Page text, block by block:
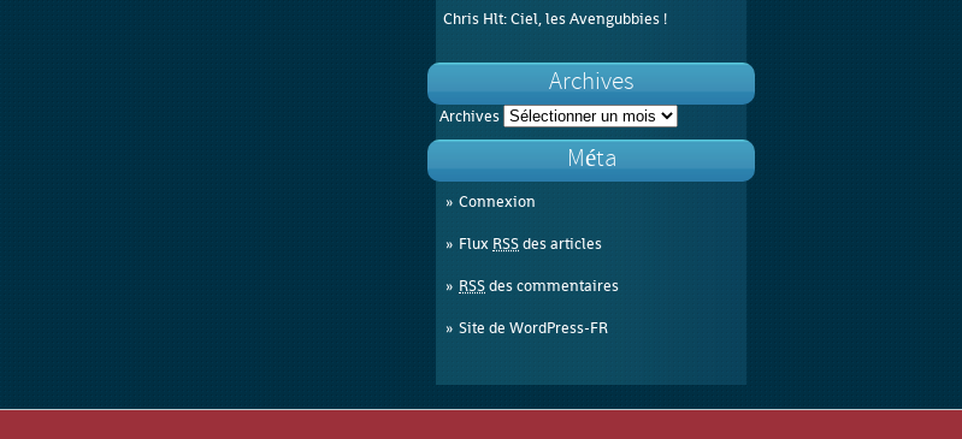
Chris Hlt: Ciel, les Avengubbies !
Archives
Archives
Méta
Connexion
Flux RSSdes articles
RSSdes commentaires
Site de WordPress-FR